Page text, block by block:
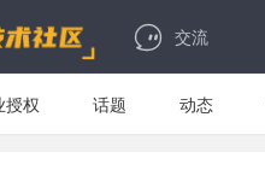
交流
授权 话题 动态